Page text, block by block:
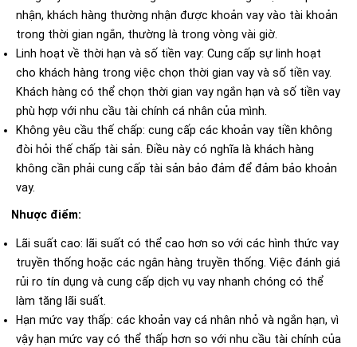
nhận, khách hàng thường nhận được khoản vay vào tài khoản
trong thời gian ngắn, thường là trong vòng vài giờ.
Linh hoạt về thời hạn và số tiền vay: Cung cấp sự linh hoạt
cho khách hàng trong việc chọn thời gian vay và số tiền vay.
Khách hàng có thể chọn thời gian vay ngắn hạn và số tiền vay
phù hợp với nhu cầu tài chính cá nhân của mình.
Không yêu cầu thế chấp: cung cấp các khoản vay tiền không
đòi hỏi thế chấp tài sản. Điều này có nghĩa là khách hàng
không cần phải cung cấp tài sản bảo đảm để đảm bảo khoản
vay.
Nhược điểm:
Lãi suất cao: lãi suất có thể cao hơn so với các hình thức vay
truyền thống hoặc các ngân hàng truyền thống. Việc đánh giá
rủi ro tín dụng và cung cấp dịch vụ vay nhanh chóng có thể
làm tăng lãi suất.
Hạn mức vay thấp: các khoản vay cá nhân nhỏ và ngắn hạn, vì
vậy hạn mức vay có thể thấp hơn so với nhu cầu tài chính của